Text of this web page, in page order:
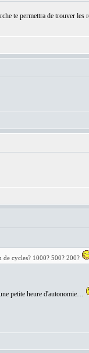
te permettra de trouver les
de cycles? 1000? 500? 200?
petite heure d'autonomie…